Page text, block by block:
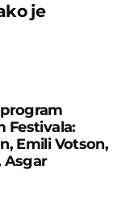
je
Festivala:
Emili Votson,
Asgar